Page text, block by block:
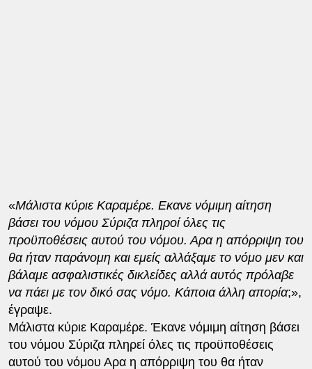
«Μάλιστα κύριε Καραμέρε. Εκανε νόμιμη αίτηση
βάσει του νόμου Σύριζα πληροί όλες τις
προϋποθέσεις αυτού του νόμου. Αρα η απόρριψη του
θα ήταν παράνομη και εμείς αλλάξαμε το νόμο μεν και
βάλαμε ασφαλιστικές δικλείδες αλλά αυτός πρόλαβε
να πάει με τον δικό σας νόμο. Κάποια άλλη απορία;»,
έγραψε.
Μάλιστα κύριε Καραμέρε. Έκανε νόμιμη αίτηση βάσει
του νόμου Σύριζα πληρεί όλες τις προϋποθέσεις
αυτού του νόμου Αρα η απόρριψη του θα ήταν